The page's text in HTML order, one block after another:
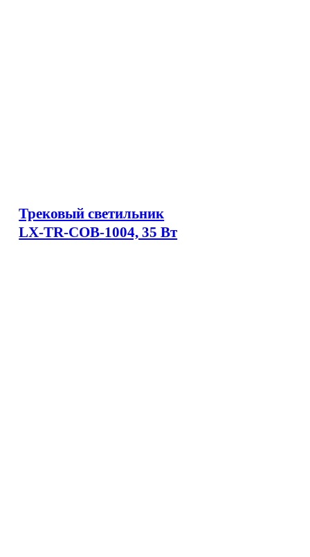
Трековый светильник
LX-TR-COB-1004, 35 Вт